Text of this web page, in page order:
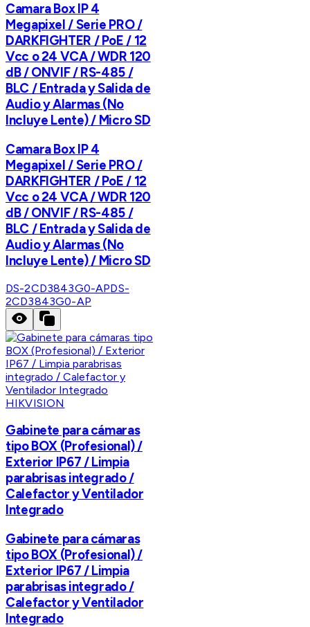
Camara Box IP 4
Megapixel / Serie PRO /
DARKFIGHTER / PoE / 12
Vcc o 24 VCA / WDR 120
dB / ONVIF / RS-485 /
BLC / Entrada y Salida de
Audio y Alarmas (No
Incluye Lente) / Micro SD
Camara Box IP 4
Megapixel / Serie PRO /
DARKFIGHTER / PoE / 12
Vcc o 24 VCA / WDR 120
dB / ONVIF / RS-485 /
BLC / Entrada y Salida de
Audio y Alarmas (No
Incluye Lente) / Micro SD
DS-2CD3843G0-APDS-
2CD3843G0-AP
HIKVISION
Gabinete para cámaras
tipo BOX (Profesional) /
Exterior IP67 / Limpia
parabrisas integrado /
Calefactor y Ventilador
Integrado
Gabinete para cámaras
tipo BOX (Profesional) /
Exterior IP67 / Limpia
parabrisas integrado /
Calefactor y Ventilador
Integrado